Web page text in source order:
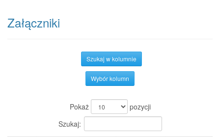
Załączniki
Szukaj w kolumnie
Wybór kolumn
Pokaż
pozycji
Szukaj: